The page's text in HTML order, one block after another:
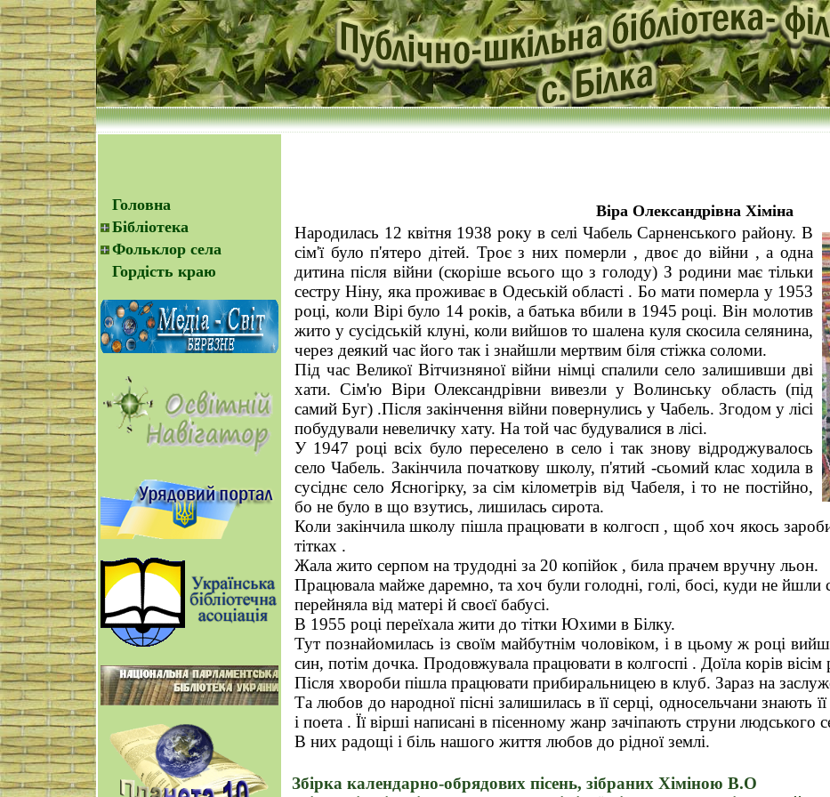
Головна
Бібліотека
Фольклор села
Гордість краю
Віра Олександрівна Хіміна
Народилась 12 квітня 1938 року в селі Чабель Сарненського району. В
сім'ї було п'ятеро дітей. Троє з них померли , двоє до війни , а одна
дитина після війни (скоріше всього що з голоду) З родини має тільки
сестру Ніну, яка проживає в Одеській області . Бо мати померла у 1953
році, коли Вірі було 14 років, а батька вбили в 1945 році. Він молотив
жито у сусідській клуні, коли вийшов то шалена куля скосила селянина,
через деякий час його так і знайшли мертвим біля стіжка соломи.
Під час Великої Вітчизняної війни німці спалили село залишивши дві
хати. Сім'ю Віри Олександрівни вивезли у Волинську область (під
самий Буг) .Після закінчення війни повернулись у Чабель. Згодом у лісі
побудували невеличку хату. На той час будувалися в лісі.
У 1947 році всіх було переселено в село і так знову відроджувалось
село Чабель. Закінчила початкову школу, п'ятий -сьомий клас ходила в
сусіднє село Ясногірку, за сім кілометрів від Чабеля, і то не постійно,
бо не було в що взутись, лишилась сирота.
Коли закінчила школу пішла працювати в колгосп , щоб хоч якось
тітках .
Жала жито серпом на трудодні за 20 копійок , била прачем вручну льон.
Працювала майже даремно, та хоч були голодні, голі, босі, куди не йшли
перейняла від матері й своєї бабусі.
В 1955 році переїхала жити до тітки Юхими в Білку.
Тут познайомилась із своїм майбутнім чоловіком, і в цьому ж році
син, потім дочка. Продовжувала працювати в колгоспі . Доїла корів вісім
Після хвороби пішла працювати прибиральницею в клуб. Зараз на
Та любов до народної пісні залишилась в її серці, односельчани знають
і поета . Її вірші написані в пісенному жанр зачіпають струни людського
В них радощі і біль нашого життя любов до рідної землі.
Збірка календарно-обрядових пісень, зібраних Хіміною В.О